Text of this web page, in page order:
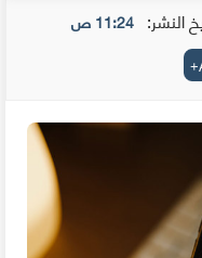
النشر: 11:24 ص
+